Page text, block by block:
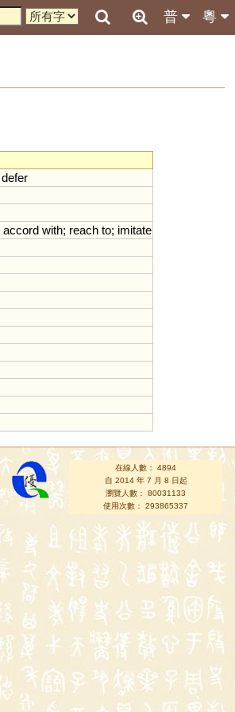
粵
普
defer
accord with; reach to; imitate
在線人數： 4894
自 2014 年 7 月 8 日起
瀏覽人數： 80031133
使用次數： 293865337